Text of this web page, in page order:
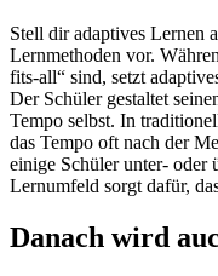
Stell dir adaptives Lernen
Lernmethoden vor.
fits-all“ sind, setzt
Der Schüler gestaltet
Tempo selbst. In
das Tempo oft nach der
einige Schüler unter- oder
Lernumfeld sorgt dafür,
Danach wird